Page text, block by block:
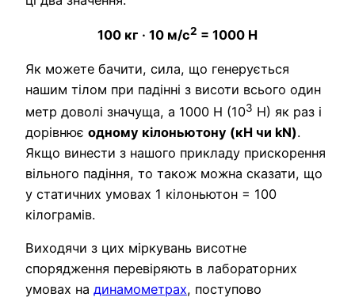
100 кг · 10 м/с2 = 1000 Н
Як можете бачити, сила, що генерується
нашим тілом при падінні з висоти всього один
метр доволі значуща, а 1000 Н (103 Н) як раз і
дорівнює одному кілоньютону (кН чи kN).
Якщо винести з нашого прикладу прискорення
вільного падіння, то також можна сказати, що
у статичних умовах 1 кілоньютон = 100
кілограмів.
Виходячи з цих міркувань висотне
спорядження перевіряють в лабораторних
умовах на динамометрах, поступово